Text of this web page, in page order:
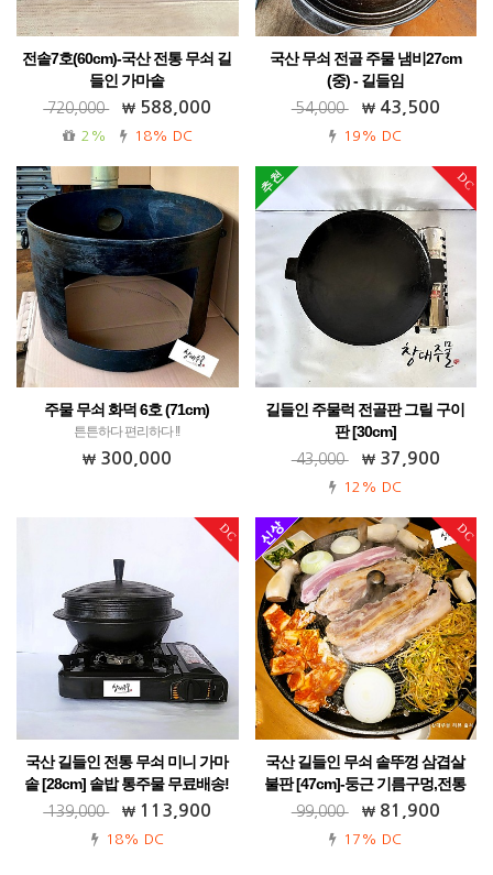
전솥7호(60cm)-국산 전통 무쇠 길
들인 가마솥
통주물 가정용 업소용 40년 장인의 기술!
720,000 588,000
2% 18% DC
국산 무쇠 전골 주물 냄비27cm
(중) - 길들임
가격인하! 무료배송! 가정용 업소용 캠핑
54,000 43,500
19% DC
주물 무쇠 화덕 6호 (71cm)
튼튼하다 편리하다 !!
300,000
DC
길들인 주물럭 전골판 그릴 구이
판 [30cm]
가정용 업소용 캠핑용 전원주택!
43,000 37,900
12% DC
DC
국산 길들인 전통 무쇠 미니 가마
솥 [28cm] 솥밥 통주물 무료배송!
가정용 업소용 캠핑용 식당용! 다양한 활
139,000 113,900
18% DC
DC
국산 길들인 무쇠 솥뚜껑 삼겹살
불판 [47cm]-둥근 기름구멍,전통
업소용 가정용 추천! 캠핑 야외
99,000 81,900
17% DC